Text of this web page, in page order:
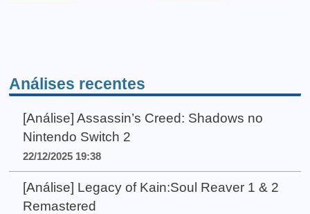
Análises recentes
[Análise] Assassin’s Creed: Shadows no
Nintendo Switch 2
22/12/2025 19:38
[Análise] Legacy of Kain:Soul Reaver 1 & 2
Remastered